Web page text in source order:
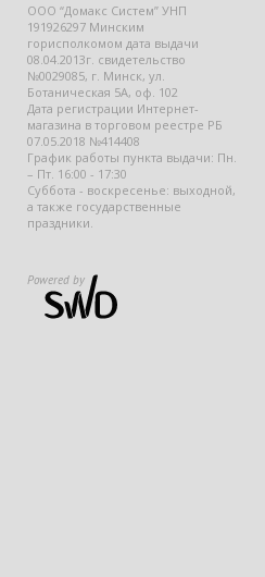
ООО “Домакс Систем” УНП
191926297 Минским
горисполкомом дата выдачи
08.04.2013г. свидетельство
№0029085, г. Минск, ул.
Ботаническая 5А, оф. 102
Дата регистрации Интернет-
магазина в торговом реестре РБ
07.05.2018 №414408
График работы пункта выдачи: Пн.
– Пт. 16:00 - 17:30
Суббота - воскресенье: выходной,
а также государственные
праздники.
Powered by